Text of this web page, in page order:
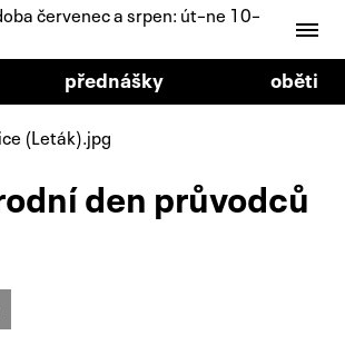
červenec a srpen: út–ne 10–
přednášky oběti
den průvodců